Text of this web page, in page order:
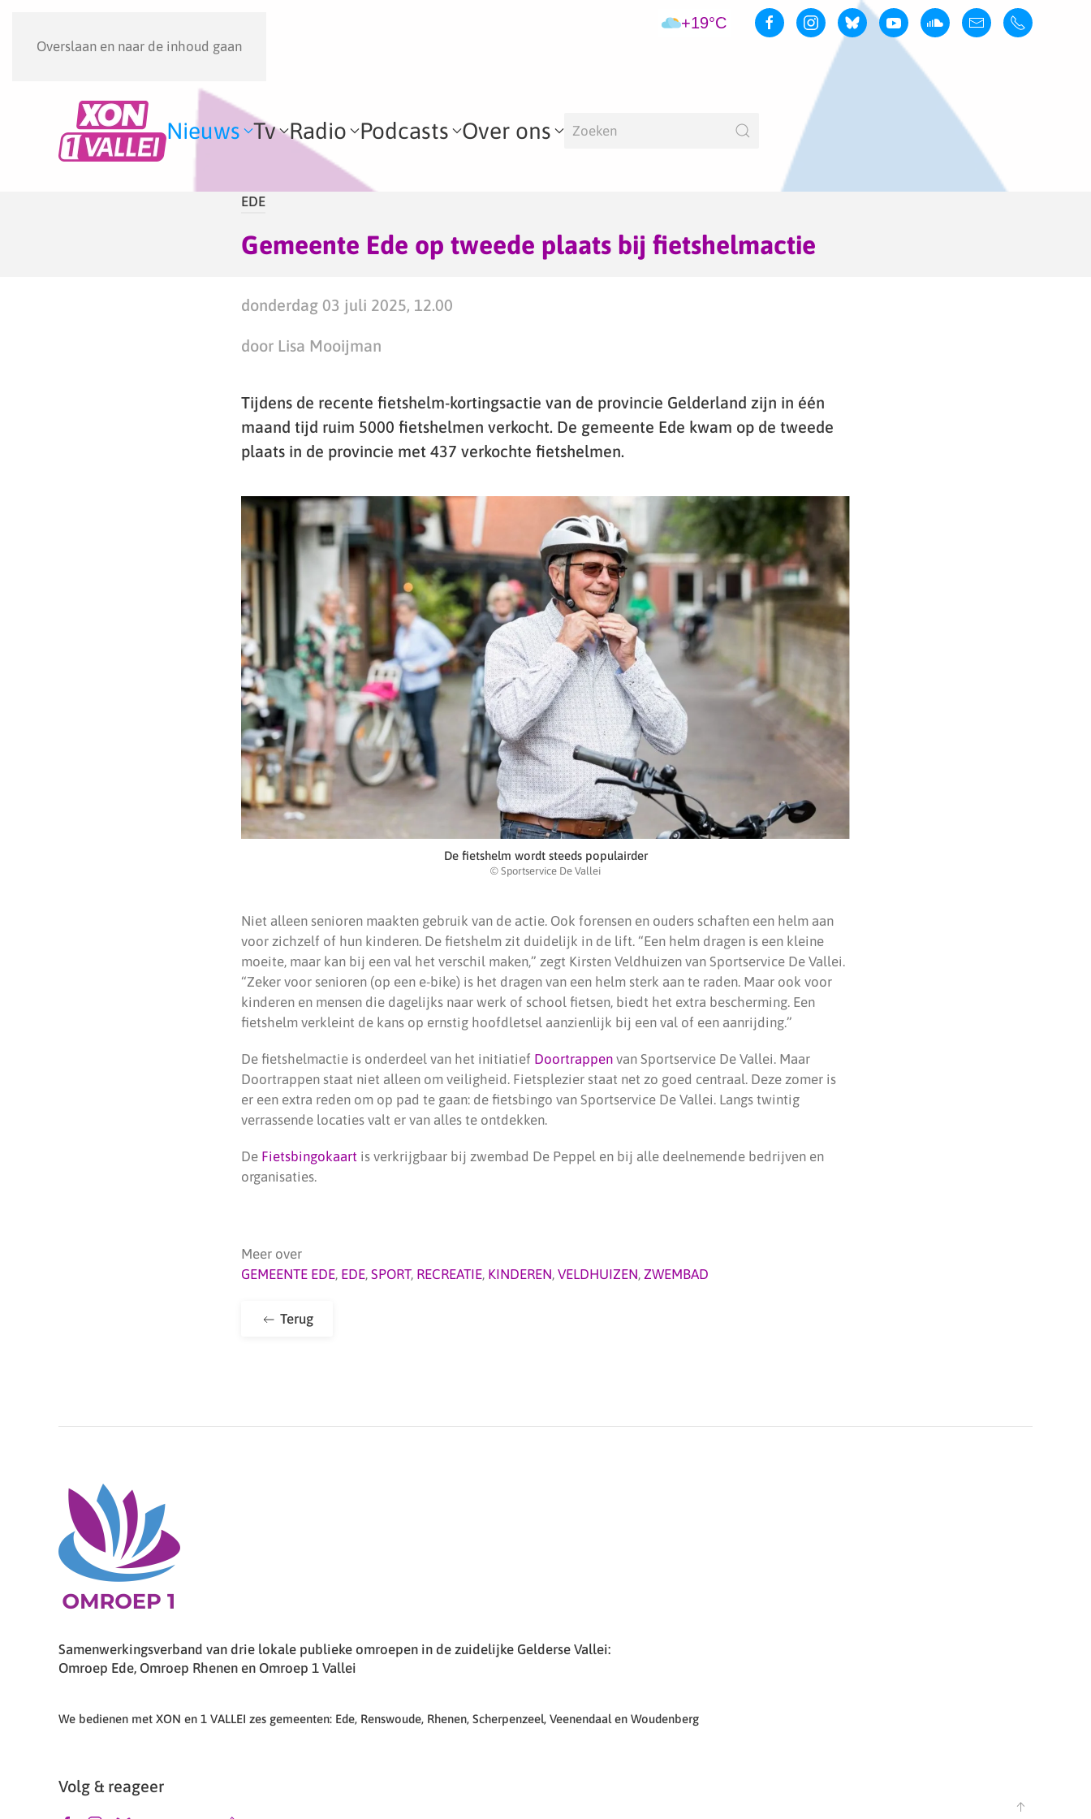
Overslaan en naar de inhoud gaan
+19°C
Nieuws Tv Radio Podcasts Over ons
EDE
Gemeente Ede op tweede plaats bij fietshelmactie
donderdag 03 juli 2025, 12.00
door Lisa Mooijman
Tijdens de recente fietshelm-kortingsactie van de provincie Gelderland zijn in één
maand tijd ruim 5000 fietshelmen verkocht. De gemeente Ede kwam op de tweede
plaats in de provincie met 437 verkochte fietshelmen.
De fietshelm wordt steeds populairder
© Sportservice De Vallei
Niet alleen senioren maakten gebruik van de actie. Ook forensen en ouders schaften een helm aan
voor zichzelf of hun kinderen. De fietshelm zit duidelijk in de lift. “Een helm dragen is een kleine
moeite, maar kan bij een val het verschil maken,” zegt Kirsten Veldhuizen van Sportservice De Vallei.
“Zeker voor senioren (op een e-bike) is het dragen van een helm sterk aan te raden. Maar ook voor
kinderen en mensen die dagelijks naar werk of school fietsen, biedt het extra bescherming. Een
fietshelm verkleint de kans op ernstig hoofdletsel aanzienlijk bij een val of een aanrijding.”
De fietshelmactie is onderdeel van het initiatief Doortrappen van Sportservice De Vallei. Maar
Doortrappen staat niet alleen om veiligheid. Fietsplezier staat net zo goed centraal. Deze zomer is
er een extra reden om op pad te gaan: de fietsbingo van Sportservice De Vallei. Langs twintig
verrassende locaties valt er van alles te ontdekken.
De Fietsbingokaart is verkrijgbaar bij zwembad De Peppel en bij alle deelnemende bedrijven en
organisaties.
Meer over
GEMEENTE EDE, EDE, SPORT, RECREATIE, KINDEREN, VELDHUIZEN, ZWEMBAD
Terug
Samenwerkingsverband van drie lokale publieke omroepen in de zuidelijke Gelderse Vallei:
Omroep Ede, Omroep Rhenen en Omroep 1 Vallei
We bedienen met XON en 1 VALLEI zes gemeenten: Ede, Renswoude, Rhenen, Scherpenzeel, Veenendaal en Woudenberg
Volg & reageer